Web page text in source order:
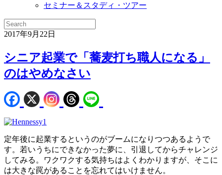
セミナー＆スタディ・ツアー
2017年9月22日
シニア起業で「蕎麦打ち職人になる」
のはやめなさい
定年後に起業するというのがブームになりつつあるようで
す。若いうちにできなかった夢に、引退してからチャレンジ
してみる。ワクワクする気持ちはよくわかりますが、そこに
は大きな罠があることを忘れてはいけません。